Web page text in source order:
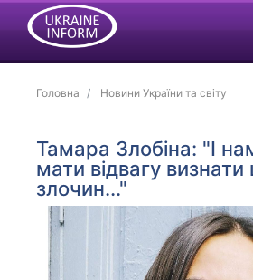
Головна Новини України та світу
Тамара Злобіна: "І
мати відвагу визнати
злочин..."